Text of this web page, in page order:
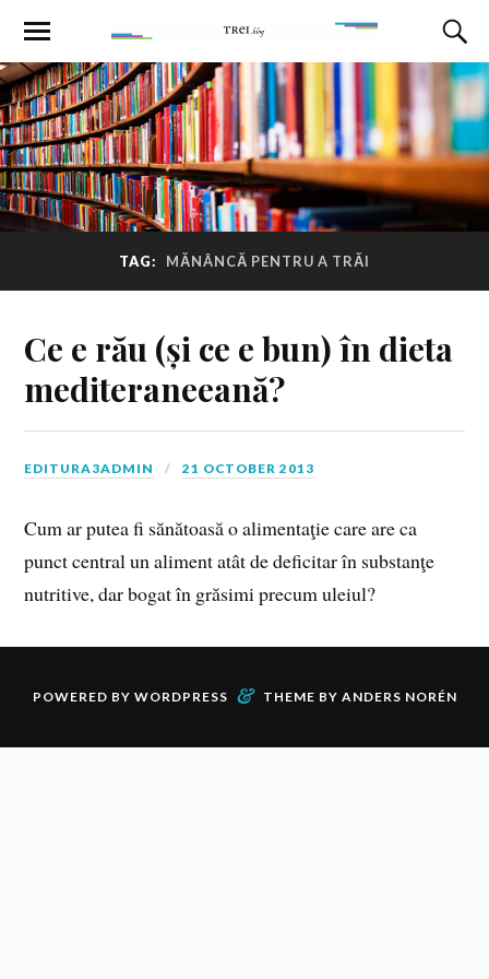
TAG: MĂNÂNCĂ PENTRU A TRĂI
Ce e rău (și ce e bun) în dieta
mediteraneeană?
EDITURA3ADMIN 21 OCTOBER 2013
Cum ar putea fi sănătoasă o alimentaţie care are ca
punct central un aliment atât de deficitar în substanţe
nutritive, dar bogat în grăsimi precum uleiul?
POWERED BY WORDPRESS & THEME BY ANDERS NORÉN